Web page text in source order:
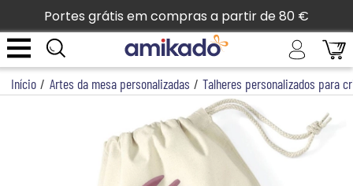
Portes grátis em compras a partir de 80 €
Início / Artes da mesa personalizadas / Talheres personalizados para